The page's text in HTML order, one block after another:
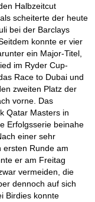
Halbzeitcut
scheiterte der heute
bei der Barclays
konnte er vier
ein Major-Titel,
im Ryder Cup-
Race to Dubai und
zweiten Platz der
vorne. Das
Qatar Masters in
Erfolgsserie beinahe
einer sehr
ersten Runde am
er am Freitag
vermeiden, die
dennoch auf sich
Birdies konnte